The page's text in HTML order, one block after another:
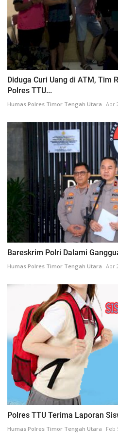
Diduga Curi Uang di ATM, Tim
Polres TTU...
Humas Polres Timor Tengah Utara Apr
Bareskrim Polri Dalami
Humas Polres Timor Tengah Utara Apr
Polres TTU Terima Laporan
Humas Polres Timor Tengah Utara Feb